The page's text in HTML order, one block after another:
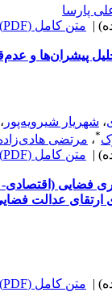
پارسا
| متن کامل (PDF) (۸۴۸ دریافت)
پیشران‌ها و
شهریار شیرویه‌پور،
* ،مرتضی هادی‌زاده
| متن کامل (PDF) (۹۴۷ دریافت)
فضایی (اقتصادی-
| متن کامل (PDF) (۱۲۸۶ دریافت)